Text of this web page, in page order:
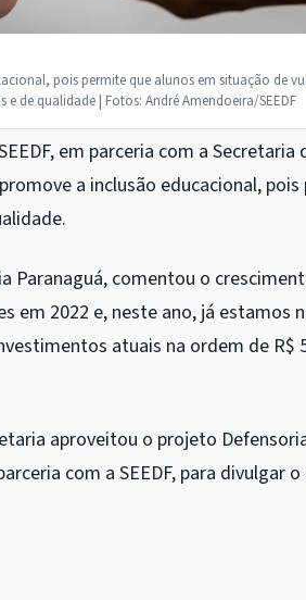
pois permite que alunos em situação de
e de qualidade | Fotos: André Amendoeira/SEEDF
em parceria com a
a inclusão educacional,
comentou o
em 2022 e, neste ano, já estamos
atuais na ordem de R$
aproveitou o projeto
com a SEEDF, para divulgar